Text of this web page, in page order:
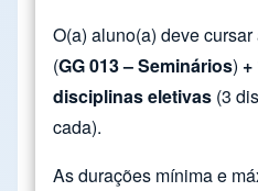
O(a) aluno(a) deve
(GG 013 – Seminários)
disciplinas eletivas (3
cada).
As durações mínima e